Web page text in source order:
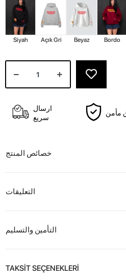
Siyah Açık Gri Beyaz Bordo
ارسال
سريع
مأمن
خصائص المنتج
التعليقات
التأمين والتسليم
TAKSİT SEÇENEKLERİ